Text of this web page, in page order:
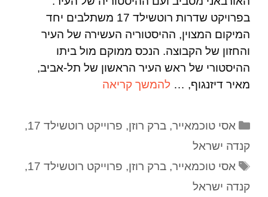
בפרויקט שדרות רוטשילד 17 משתלבים יחד
המיקום המצוין, ההיסטוריה העשירה של העיר
והחזון של הקבוצה. הנכס ממוקם מול ביתו
ההיסטורי של ראש העיר הראשון של תל-אביב,
מאיר דיזנגוף, … להמשך קריאה
אסי טוכמאייר,ברק רוזן, פרוייקט רוטשילד 17
,
קנדה ישראל
אסי טוכמאייר,ברק רוזן, פרוייקט רוטשילד 17
,
קנדה ישראל